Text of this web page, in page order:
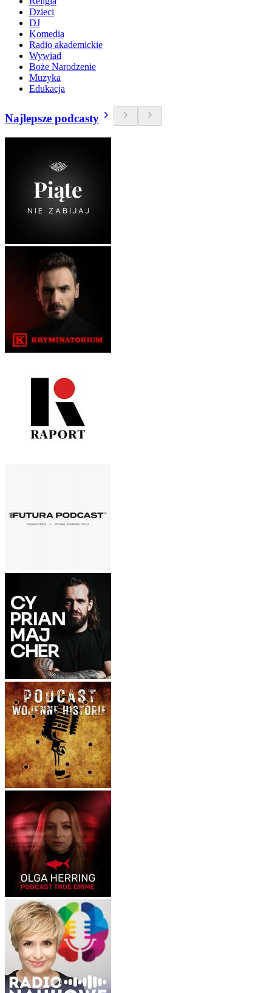
Dzieci
DJ
Komedia
Radio akademickie
Wywiad
Boże Narodzenie
Muzyka
Edukacja
Najlepsze podcasty